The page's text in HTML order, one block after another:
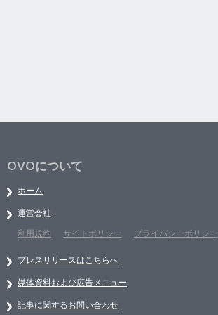
OVOについて
ホーム
運営会社
利用規約
サイトポリシー プライバシーポリシー
プレスリリースはこちらへ
媒体資料および広告メニュー
記事に関するお問い合わせ